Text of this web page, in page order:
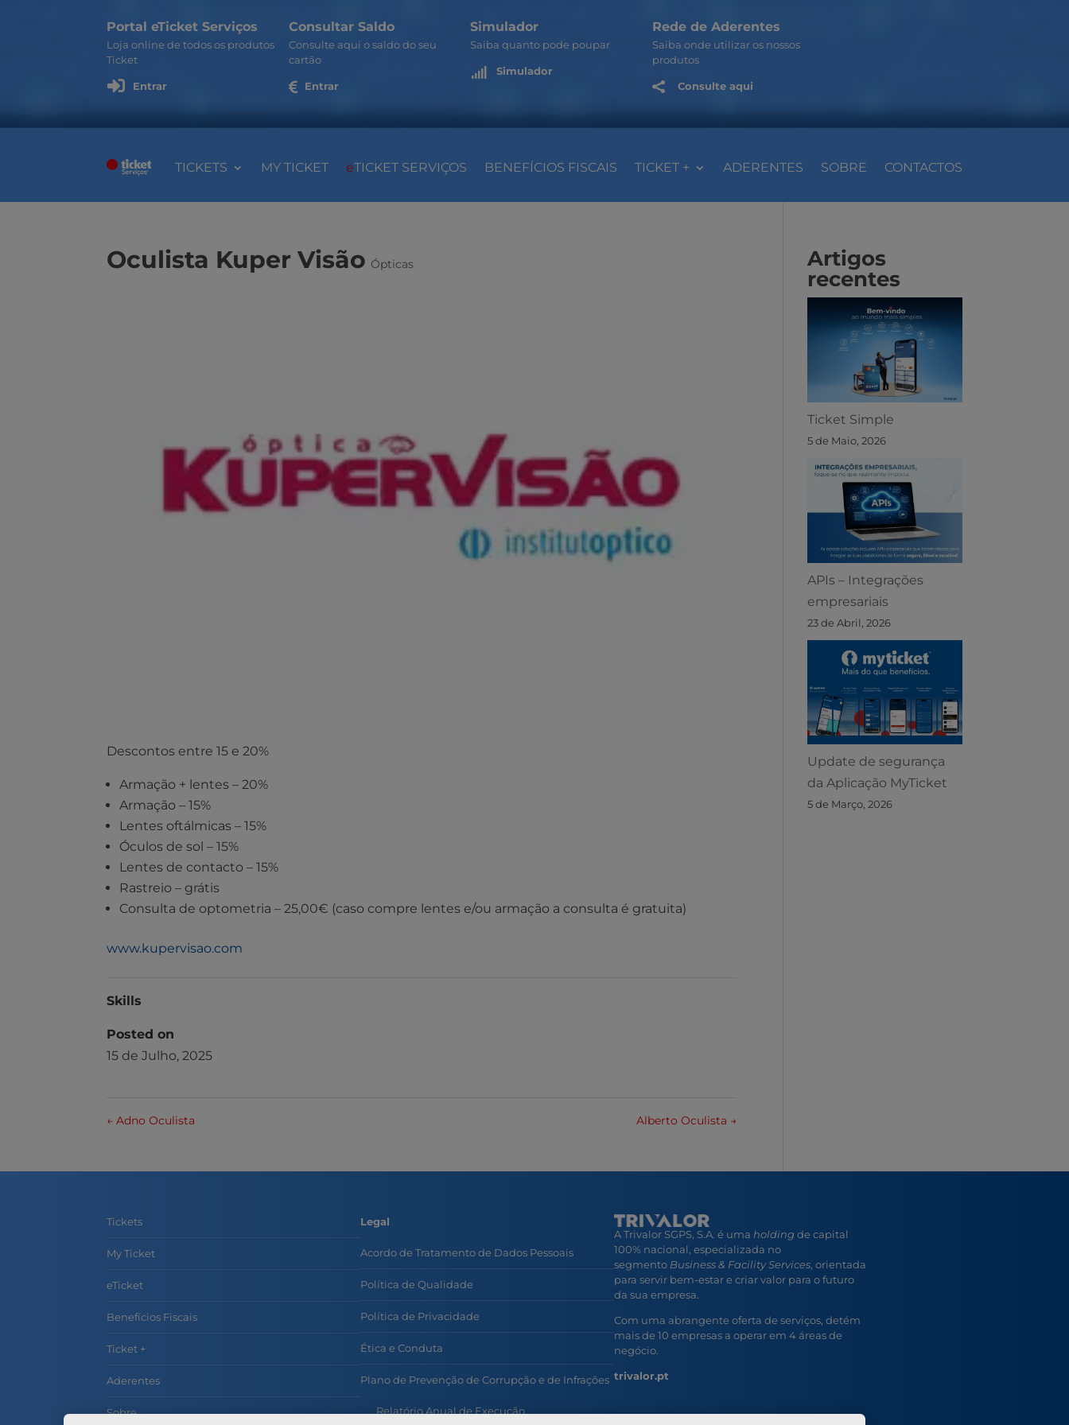
Portal eTicket Serviços
Loja online de todos os produtos
Ticket
 Entrar
Consultar Saldo
Consulte aqui o saldo do seu
cartão
 Entrar
Simulador
Saiba quanto pode poupar
 Simulador
Rede de Aderentes
Saiba onde utilizar os nossos
produtos
 Consulte aqui
TICKETS MY TICKET eTICKET SERVIÇOS BENEFÍCIOS FISCAIS TICKET + ADERENTES SOBRE CONTACTOS
Oculista Kuper Visão Ópticas
Descontos entre 15 e 20%
Armação + lentes – 20%
Armação – 15%
Lentes oftálmicas – 15%
Óculos de sol – 15%
Lentes de contacto – 15%
Rastreio – grátis
Consulta de optometria – 25,00€ (caso compre lentes e/ou armação a consulta é gratuita)
www.kupervisao.com
Skills
Posted on
15 de Julho, 2025
← Adno Oculista Alberto Oculista →
Artigos
recentes
Ticket Simple
5 de Maio, 2026
APIs – Integrações
empresariais
23 de Abril, 2026
Update de segurança
da Aplicação MyTicket
5 de Março, 2026
Tickets
My Ticket
eTicket
Benefícios Fiscais
Ticket +
Aderentes
Sobre
Legal
Acordo de Tratamento de Dados Pessoais
Política de Qualidade
Política de Privacidade
Ética e Conduta
Plano de Prevenção de Corrupção e de Infrações
Relatório Anual de Execução
A Trivalor SGPS, S.A. é uma holding de capital
100% nacional, especializada no
segmento Business & Facility Services, orientada
para servir bem-estar e criar valor para o futuro
da sua empresa.
Com uma abrangente oferta de serviços, detém
mais de 10 empresas a operar em 4 áreas de
negócio.
trivalor.pt